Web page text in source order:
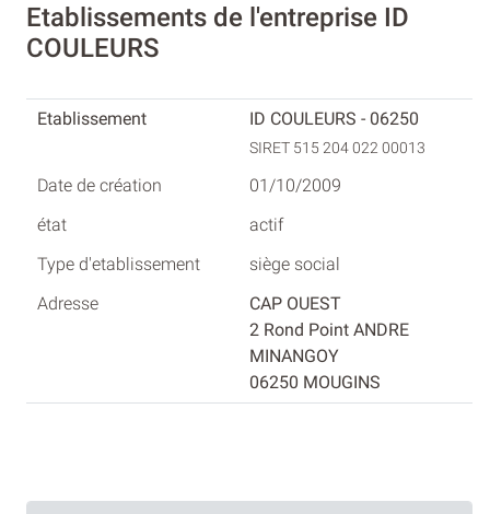
Etablissements de l'entreprise ID
COULEURS
ID COULEURS - 06250
SIRET 515 204 022 00013
01/10/2009
actif
siège social
CAP OUEST
2 Rond Point ANDRE
MINANGOY
06250 MOUGINS